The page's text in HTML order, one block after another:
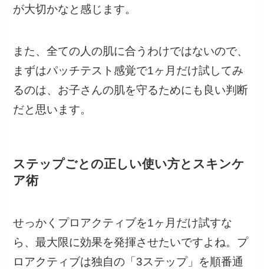
が大切かなと感じます。
また、全ての人の肌に合うわけではないので、
まずはパッチテスト感覚で1ヶ月だけ試してみ
るのは、お子さんの肌を守るためにも良い判断
だと思います。
ステップごとの正しい使い方とスキンケ
ア術
せっかくプロアクティブを1ヶ月だけ試すな
ら、最大限に効果を発揮させたいですよね。プ
ロアクティブは独自の「3ステップ」を順番通